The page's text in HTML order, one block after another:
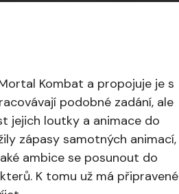
Kombat a propojuje je s
podobné zadání, ale
jejich loutky a animace do
zápasy samotných animací,
ambice se posunout do
K tomu už má připravené